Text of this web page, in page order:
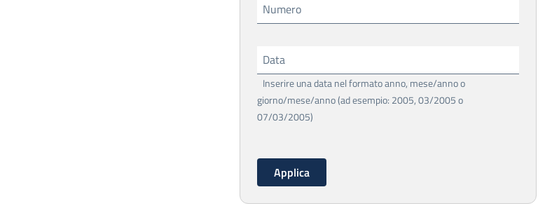
Numero
Data
Inserire una data nel formato anno, mese/anno o
giorno/mese/anno (ad esempio: 2005, 03/2005 o
07/03/2005)